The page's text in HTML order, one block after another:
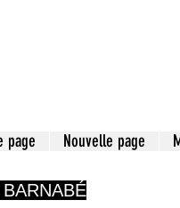
page Nouvelle page